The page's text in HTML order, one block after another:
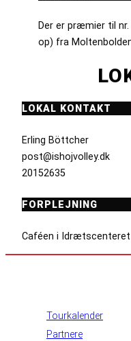
Der er præmier til
op) fra
LOKAL KONTAKT
Erling Böttcher
post@ishojvolley.dk
20152635
FORPLEJNING
Caféen i Idrætscenteret
Tourkalender
Partnere